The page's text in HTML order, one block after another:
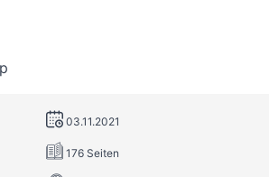
03.11.2021
176 Seiten